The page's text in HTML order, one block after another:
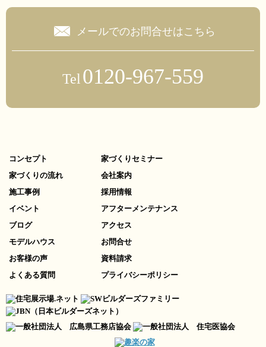
メールでのお問合せはこちら
Tel 0120-967-559
コンセプト
家づくりの流れ
施工事例
イベント
ブログ
モデルハウス
お客様の声
よくある質問
家づくりセミナー
会社案内
採用情報
アフターメンテナンス
アクセス
お問合せ
資料請求
プライバシーポリシー